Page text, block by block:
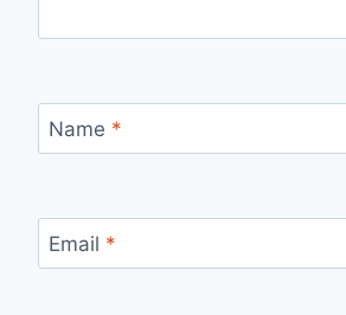
Name *
Email *